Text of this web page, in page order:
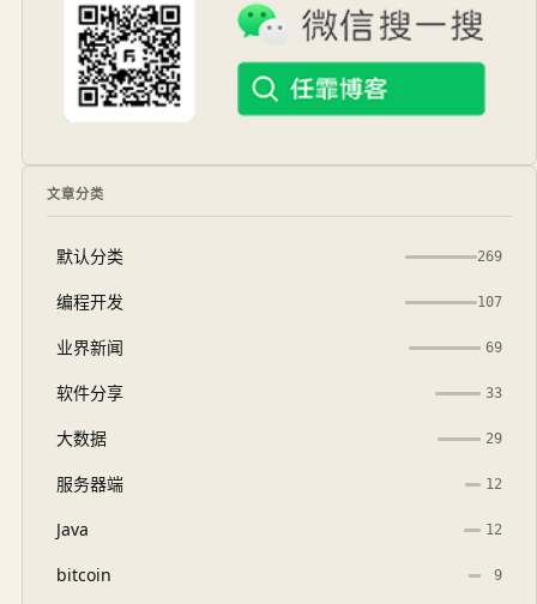
文章分类
默认分类 269
编程开发 107
业界新闻 69
软件分享 33
大数据 29
服务器端 12
Java 12
bitcoin 9